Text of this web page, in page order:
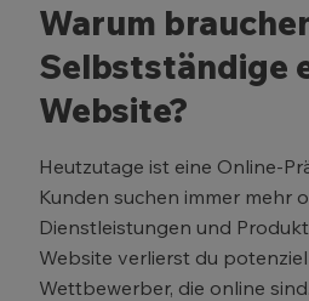
Warum
Selbstständige
Website?
Heutzutage ist eine Online-
Kunden suchen immer mehr
Dienstleistungen und
Website verlierst du
Wettbewerber, die online sind.